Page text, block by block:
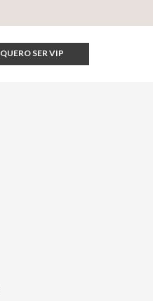
QUERO SER VIP